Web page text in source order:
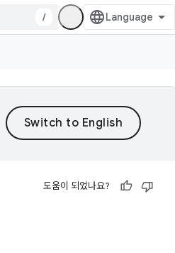
/
도움이 되었나요?